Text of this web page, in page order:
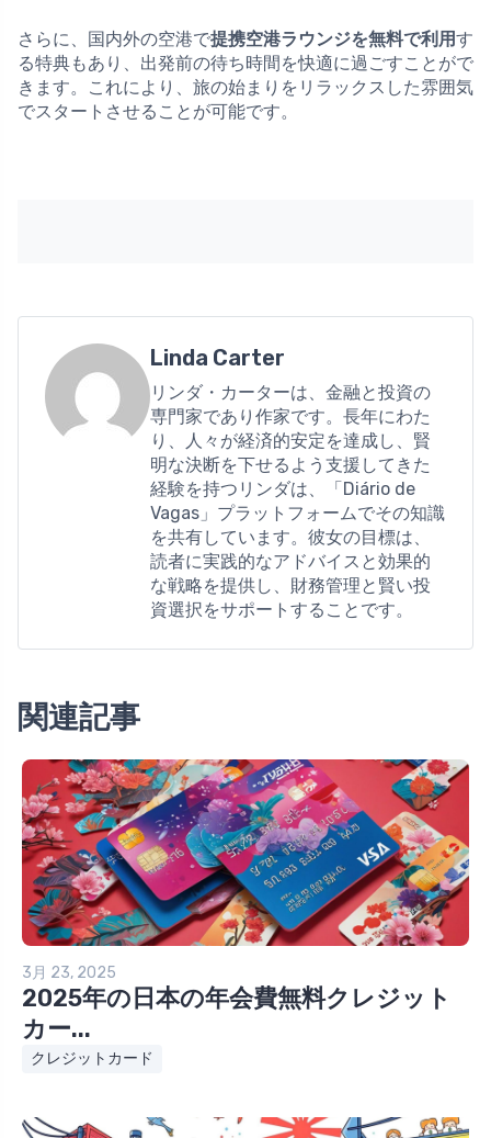
さらに、国内外の空港で提携空港ラウンジを無料で利用す
る特典もあり、出発前の待ち時間を快適に過ごすことがで
きます。これにより、旅の始まりをリラックスした雰囲気
でスタートさせることが可能です。
Linda Carter
リンダ・カーターは、金融と投資の
専門家であり作家です。長年にわた
り、人々が経済的安定を達成し、賢
明な決断を下せるよう支援してきた
経験を持つリンダは、「Diário de
Vagas」プラットフォームでその知識
を共有しています。彼女の目標は、
読者に実践的なアドバイスと効果的
な戦略を提供し、財務管理と賢い投
資選択をサポートすることです。
関連記事
3月 23, 2025
2025年の日本の年会費無料クレジット
カー...
クレジットカード